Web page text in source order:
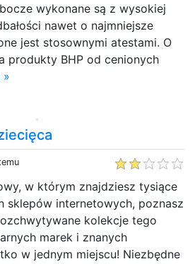
wykonane są z wysokiej
nawet o najmniejsze
jest stosownymi atestami. O
produkty BHP od cenionych
»
w którym znajdziesz tysiące
sklepów internetowych, poznasz
kolekcje tego
marek i znanych
w jednym miejscu! Niezbędne